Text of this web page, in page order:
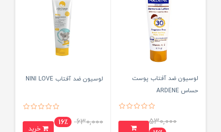
لوسیون ضد آفتاب پوست
حساس ARDENE
530,000
لوسیون ضد آفتاب NINI LOVE
630,000
16٪